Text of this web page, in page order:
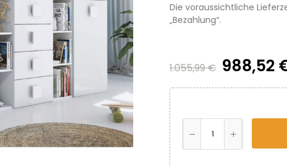
Die voraussichtliche
„Bezahlung“.
1.055,99 € 988,52